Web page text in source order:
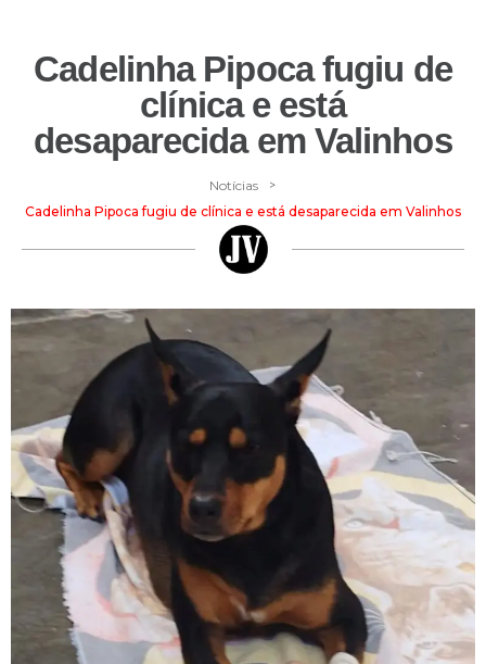
Cadelinha Pipoca fugiu de
clínica e está
desaparecida em Valinhos
Notícias >
Cadelinha Pipoca fugiu de clínica e está desaparecida em Valinhos